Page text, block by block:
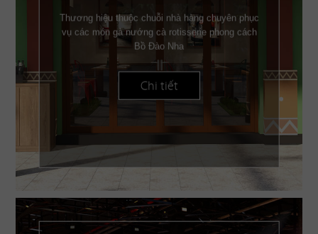
Thương hiệu thuộc chuỗi nhà hàng chuyên phục
vụ các món gà nướng cà rotisserie phong cách
Bồ Đào Nha
Chi tiết